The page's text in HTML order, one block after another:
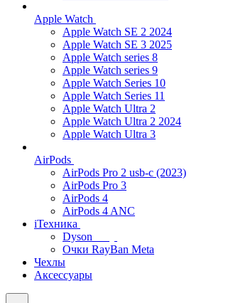
Apple Watch
Apple Watch SE 2 2024
Apple Watch SE 3 2025
Apple Watch series 8
Apple Watch series 9
Apple Watch Series 10
Apple Watch Series 11
Apple Watch Ultra 2
Apple Watch Ultra 2 2024
Apple Watch Ultra 3
AirPods
AirPods Pro 2 usb-c (2023)
AirPods Pro 3
AirPods 4
AirPods 4 ANC
iТехника
Dyson
Очки RayBan Meta
Чехлы
Аксессуары